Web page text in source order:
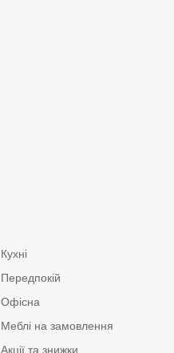
Кухні
Передпокій
Офісна
Меблі на замовлення
Акції та знижки